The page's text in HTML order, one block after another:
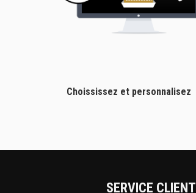
Choississez et personnalisez
SERVICE CLIENT